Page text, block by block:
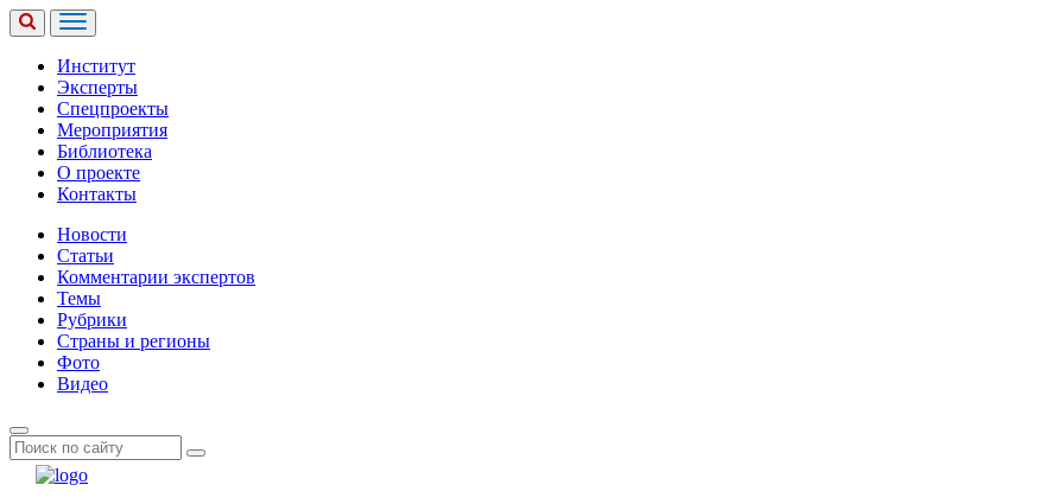
Институт
Эксперты
Спецпроекты
Мероприятия
Библиотека
О проекте
Контакты
Новости
Статьи
Комментарии экспертов
Темы
Рубрики
Страны и регионы
Фото
Видео